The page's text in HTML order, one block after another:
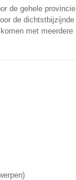
de gehele provincie
de dichtstbijzijnde
met meerdere
)